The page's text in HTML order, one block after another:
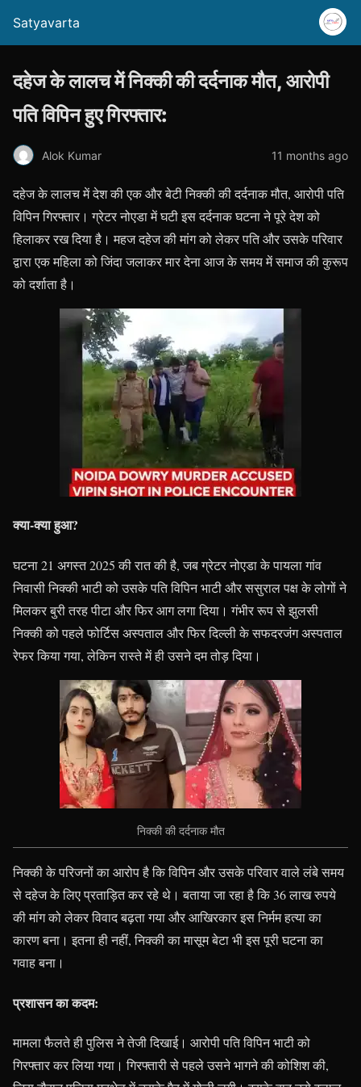
Satyavarta
दहेज के लालच में निक्की की दर्दनाक मौत, आरोपी
पति विपिन हुए गिरफ्तार:
Alok Kumar 11 months ago
दहेज के लालच में देश की एक और बेटी निक्की की दर्दनाक मौत, आरोपी पति
विपिन गिरफ्तार। ग्रेटर नोएडा में घटी इस दर्दनाक घटना ने पूरे देश को
हिलाकर रख दिया है। महज दहेज की मांग को लेकर पति और उसके परिवार
द्वारा एक महिला को जिंदा जलाकर मार देना आज के समय में समाज की कुरूप
को दर्शाता है।
क्या-क्या हुआ?
घटना 21 अगस्त 2025 की रात की है, जब ग्रेटर नोएडा के पायला गांव
निवासी निक्की भाटी को उसके पति विपिन भाटी और ससुराल पक्ष के लोगों ने
मिलकर बुरी तरह पीटा और फिर आग लगा दिया। गंभीर रूप से झुलसी
निक्की को पहले फोर्टिस अस्पताल और फिर दिल्ली के सफदरजंग अस्पताल
रेफर किया गया, लेकिन रास्ते में ही उसने दम तोड़ दिया।
निक्की की दर्दनाक मौत
निक्की के परिजनों का आरोप है कि विपिन और उसके परिवार वाले लंबे समय
से दहेज के लिए प्रताड़ित कर रहे थे। बताया जा रहा है कि 36 लाख रुपये
की मांग को लेकर विवाद बढ़ता गया और आखिरकार इस निर्मम हत्या का
कारण बना। इतना ही नहीं, निक्की का मासूम बेटा भी इस पूरी घटना का
गवाह बना।
प्रशासन का कदम:
मामला फैलते ही पुलिस ने तेजी दिखाई। आरोपी पति विपिन भाटी को
गिरफ्तार कर लिया गया। गिरफ्तारी से पहले उसने भागने की कोशिश की,